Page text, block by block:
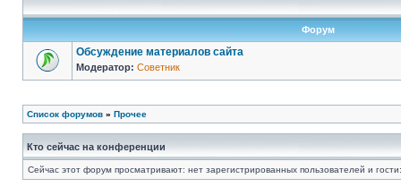
Форум
Обсуждение материалов сайта
Модератор: Советник
Список форумов » Прочее
Кто сейчас на конференции
Сейчас этот форум просматривают: нет зарегистрированных пользователей и